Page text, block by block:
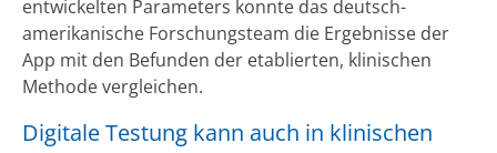
entwickelten Parameters konnte das deutsch-
amerikanische Forschungsteam die Ergebnisse der
App mit den Befunden der etablierten, klinischen
Methode vergleichen.
Digitale Testung kann auch in klinischen